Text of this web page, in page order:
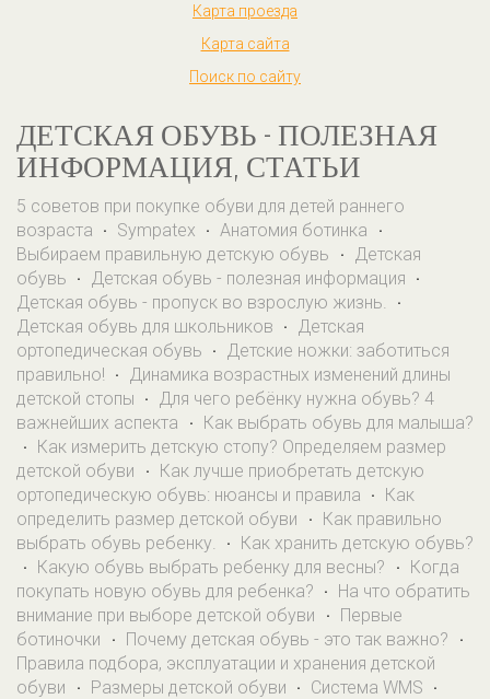
Карта проезда
Карта сайта
Поиск по сайту
ДЕТСКАЯ ОБУВЬ - ПОЛЕЗНАЯ
ИНФОРМАЦИЯ, СТАТЬИ
5 советов при покупке обуви для детей раннего
возраста
· Sympatex · Анатомия ботинка ·
Выбираем правильную детскую обувь ·
Детская
обувь
· Детская обувь - полезная информация ·
Детская обувь - пропуск во взрослую жизнь. ·
Детская обувь для школьников ·
Детская
ортопедическая обувь
·
Детские ножки: заботиться
правильно!
·
Динамика возрастных изменений длины
детской стопы
·
Для чего ребёнку нужна обувь? 4
важнейших аспекта
· Как выбрать обувь для малыша?
·
Как измерить детскую стопу? Определяем размер
детской обуви
·
Как лучше приобретать детскую
ортопедическую обувь: нюансы и правила
·
Как
определить размер детской обуви
·
Как правильно
выбрать обувь ребенку.
· Как хранить детскую обувь?
· Какую обувь выбрать ребенку для весны? ·
Когда
покупать новую обувь для ребенка?
·
На что обратить
внимание при выборе детской обуви
·
Первые
ботиночки
· Почему детская обувь - это так важно? ·
Правила подбора, эксплуатации и хранения детской
обуви
· Размеры детской обуви · Система WMS ·